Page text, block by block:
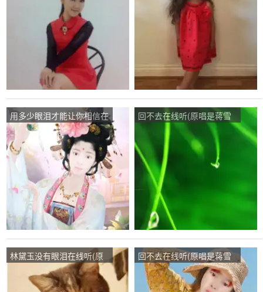
一家★……演唱点播:70次
唱点播:127次
用多少眼泪才能让你相信在
线听(原唱是蒋雪儿)，梦
想盛开的春天演唱点
播:44次
回不去在线听(原唱是蒋雪
儿)，思尔演唱点播:26次
林黛玉没有眼泪在线听(原
唱是蒋雪儿)，影子演唱点
播:29次
回不去在线听(原唱是蒋雪
儿)，人生如梦演唱点播:64